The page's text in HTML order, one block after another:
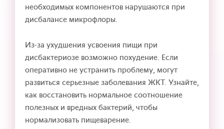
необходимых компонентов нарушаются при
дисбалансе микрофлоры.
Из-за ухудшения усвоения пищи при
дисбактериозе возможно похудение. Если
оперативно не устранить проблему, могут
развиться серьезные заболевания ЖКТ. Узнайте,
как восстановить нормальное соотношение
полезных и вредных бактерий, чтобы
нормализовать пищеварение.